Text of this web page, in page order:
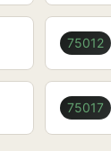
75012
75017